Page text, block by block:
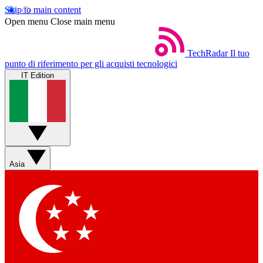
Skip to main content
Open menu Close main menu
TechRadar Il tuo
punto di riferimento per gli acquisti tecnologici
IT Edition
Asia